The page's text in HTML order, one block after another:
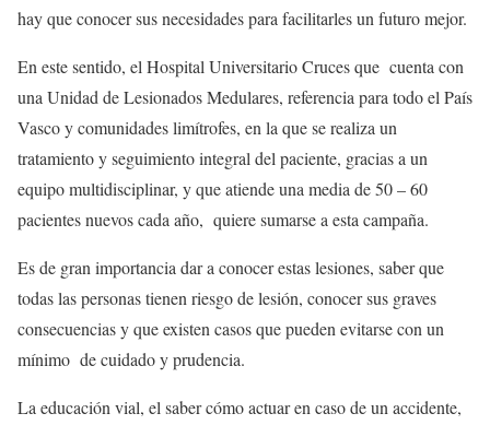
hay que conocer sus necesidades para facilitarles un futuro mejor.
En este sentido, el Hospital Universitario Cruces que cuenta con
una Unidad de Lesionados Medulares, referencia para todo el País
Vasco y comunidades limítrofes, en la que se realiza un
tratamiento y seguimiento integral del paciente, gracias a un
equipo multidisciplinar, y que atiende una media de 50 – 60
pacientes nuevos cada año, quiere sumarse a esta campaña.
Es de gran importancia dar a conocer estas lesiones, saber que
todas las personas tienen riesgo de lesión, conocer sus graves
consecuencias y que existen casos que pueden evitarse con un
mínimo de cuidado y prudencia.
La educación vial, el saber cómo actuar en caso de un accidente,